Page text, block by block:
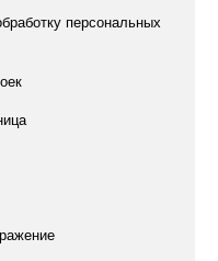
персональных